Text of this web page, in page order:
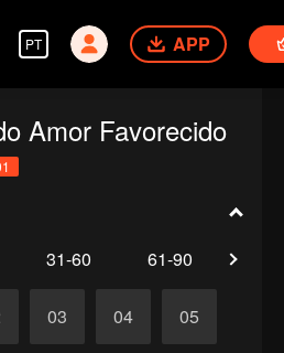
PT APP
Amor Favorecido
31-60 61-90
03 04 05